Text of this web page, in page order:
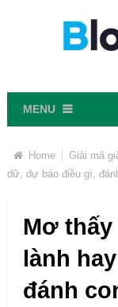
MENU
Home Giải mã
dữ, dự báo điều gì,
Mơ
lành
đánh